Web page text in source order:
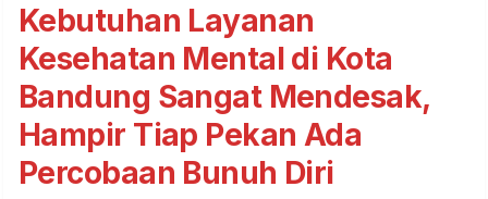
Kebutuhan Layanan
Kesehatan Mental di Kota
Bandung Sangat Mendesak,
Hampir Tiap Pekan Ada
Percobaan Bunuh Diri